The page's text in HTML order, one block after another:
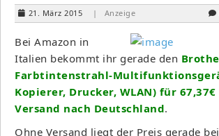
21. März 2015 | Anzeige
Bei Amazon in
Italien bekommt ihr gerade den
Farbtintenstrahl-
Kopierer, Drucker, WLAN) für
Versand nach Deutschland.
Ohne Versand liegt der Preis gerade